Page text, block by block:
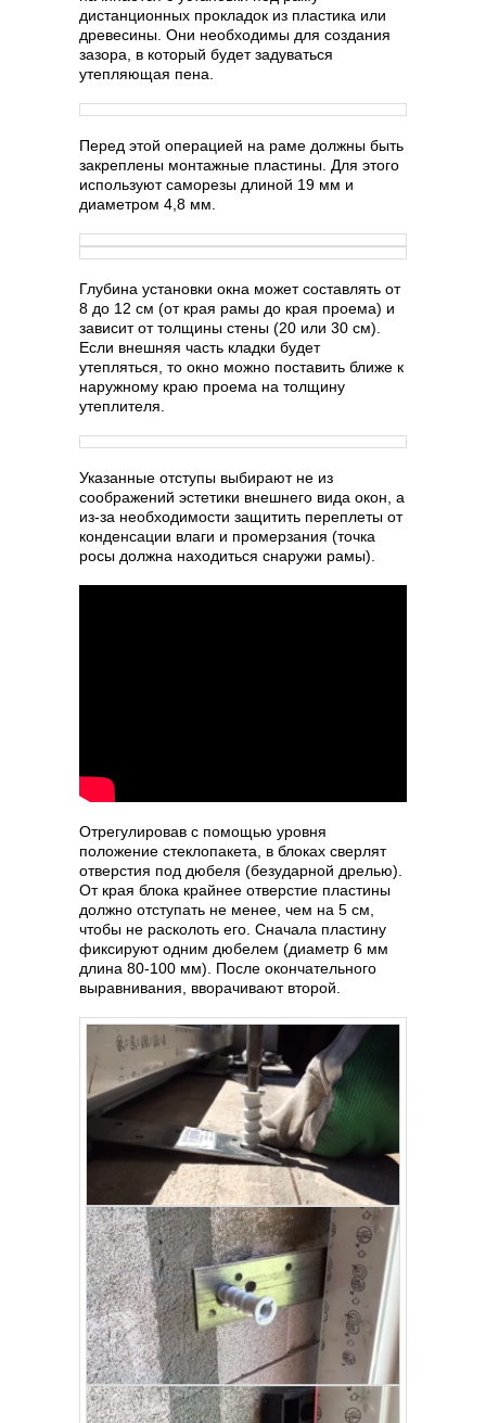
дистанционных прокладок из пластика или
древесины. Они необходимы для создания
зазора, в который будет задуваться
утепляющая пена.
Перед этой операцией на раме должны быть
закреплены монтажные пластины. Для этого
используют саморезы длиной 19 мм и
диаметром 4,8 мм.
Глубина установки окна может составлять от
8 до 12 см (от края рамы до края проема) и
зависит от толщины стены (20 или 30 см).
Если внешняя часть кладки будет
утепляться, то окно можно поставить ближе к
наружному краю проема на толщину
утеплителя.
Указанные отступы выбирают не из
соображений эстетики внешнего вида окон, а
из-за необходимости защитить переплеты от
конденсации влаги и промерзания (точка
росы должна находиться снаружи рамы).
Отрегулировав с помощью уровня
положение стеклопакета, в блоках сверлят
отверстия под дюбеля (безударной дрелью).
От края блока крайнее отверстие пластины
должно отступать не менее, чем на 5 см,
чтобы не расколоть его. Сначала пластину
фиксируют одним дюбелем (диаметр 6 мм
длина 80-100 мм). После окончательного
выравнивания, вворачивают второй.